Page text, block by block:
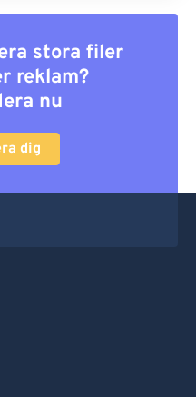
stora filer
reklam?
nu
dig